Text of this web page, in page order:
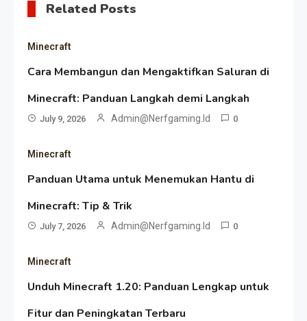
Related Posts
Minecraft
Cara Membangun dan Mengaktifkan Saluran di
Minecraft: Panduan Langkah demi Langkah
July 9, 2026 Admin@nerfgaming.id 0
Minecraft
Panduan Utama untuk Menemukan Hantu di
Minecraft: Tip & Trik
July 7, 2026 Admin@nerfgaming.id 0
Minecraft
Unduh Minecraft 1.20: Panduan Lengkap untuk
Fitur dan Peningkatan Terbaru